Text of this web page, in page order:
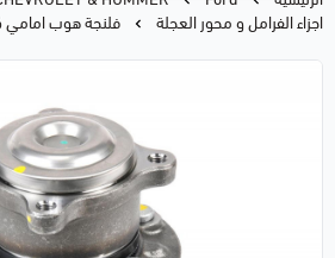
اجزاء الفرامل و محور العجلة
فلنجة هوب امامي كروز 15/